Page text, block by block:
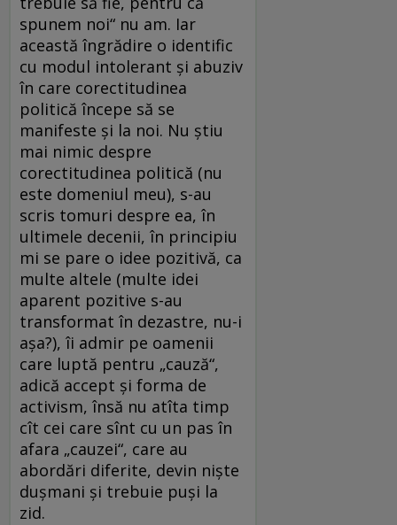
spunem noi“ nu am. Iar
această îngrădire o identific
cu modul intolerant și abuziv
în care corectitudinea
politică începe să se
manifeste și la noi. Nu știu
mai nimic despre
corectitudinea politică (nu
este domeniul meu), s-au
scris tomuri despre ea, în
ultimele decenii, în principiu
mi se pare o idee pozitivă, ca
multe altele (multe idei
aparent pozitive s-au
transformat în dezastre, nu-i
așa?), îi admir pe oamenii
care luptă pentru „cauză“,
adică accept și forma de
activism, însă nu atîta timp
cît cei care sînt cu un pas în
afara „cauzei“, care au
abordări diferite, devin niște
dușmani și trebuie puși la
zid.